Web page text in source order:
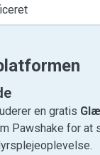
en gratis
Pawshake for at